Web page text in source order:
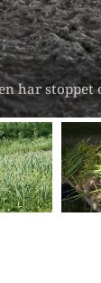
har